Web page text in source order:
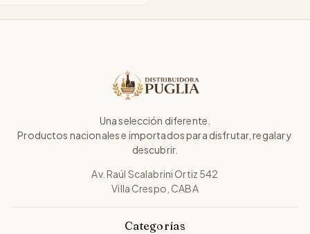
Una selección diferente.
Productos nacionales e importados para disfrutar, regalar y
descubrir.
Av. Raúl Scalabrini Ortiz 542
Villa Crespo, CABA
Categorías